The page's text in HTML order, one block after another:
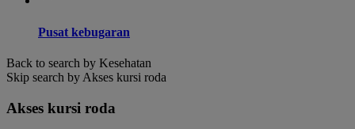
Pusat kebugaran
Back to search by Kesehatan
Skip search by Akses kursi roda
Akses kursi roda